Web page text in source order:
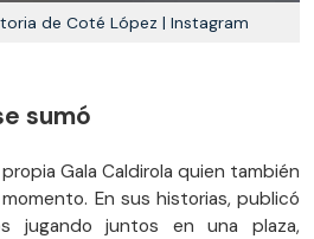
de Coté López | Instagram
sumó
Gala Caldirola quien también
En sus historias, publicó
jugando juntos en una plaza,